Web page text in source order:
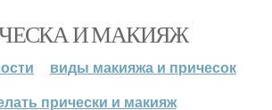
И МАКИЯЖ
виды макияжа и причесок
прически и макияж